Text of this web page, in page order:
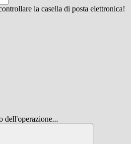
la casella di posta elettronica!
dell'operazione...